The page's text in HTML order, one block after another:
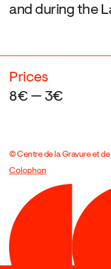
and during the
Prices
8€ — 3€
© Centre de la Gravure et de
Colophon
Design:Marcel Kaczmarek